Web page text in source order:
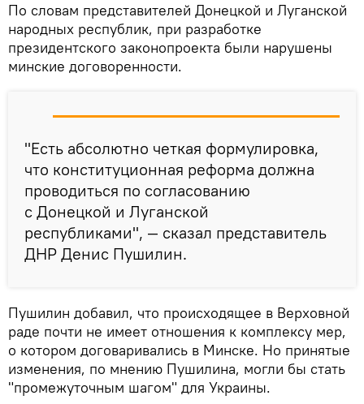
По словам представителей Донецкой и Луганской
народных республик, при разработке
президентского законопроекта были нарушены
минские договоренности.
"Есть абсолютно четкая формулировка,
что конституционная реформа должна
проводиться по согласованию
с Донецкой и Луганской
республиками", — сказал представитель
ДНР Денис Пушилин.
Пушилин добавил, что происходящее в Верховной
раде почти не имеет отношения к комплексу мер,
о котором договаривались в Минске. Но принятые
изменения, по мнению Пушилина, могли бы стать
"промежуточным шагом" для Украины.